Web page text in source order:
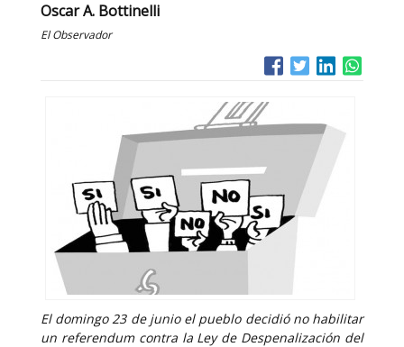
Oscar A. Bottinelli
El Observador
El domingo 23 de junio el pueblo decidió no habilitar
un referendum contra la Ley de Despenalización del